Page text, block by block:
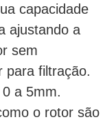
capacidade
ajustando a
sem
para filtração.
a 5mm.
o rotor são